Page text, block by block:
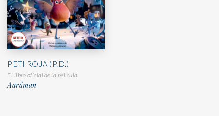
PETI ROJA (P.D.)
El libro oficial de la película
Aardman